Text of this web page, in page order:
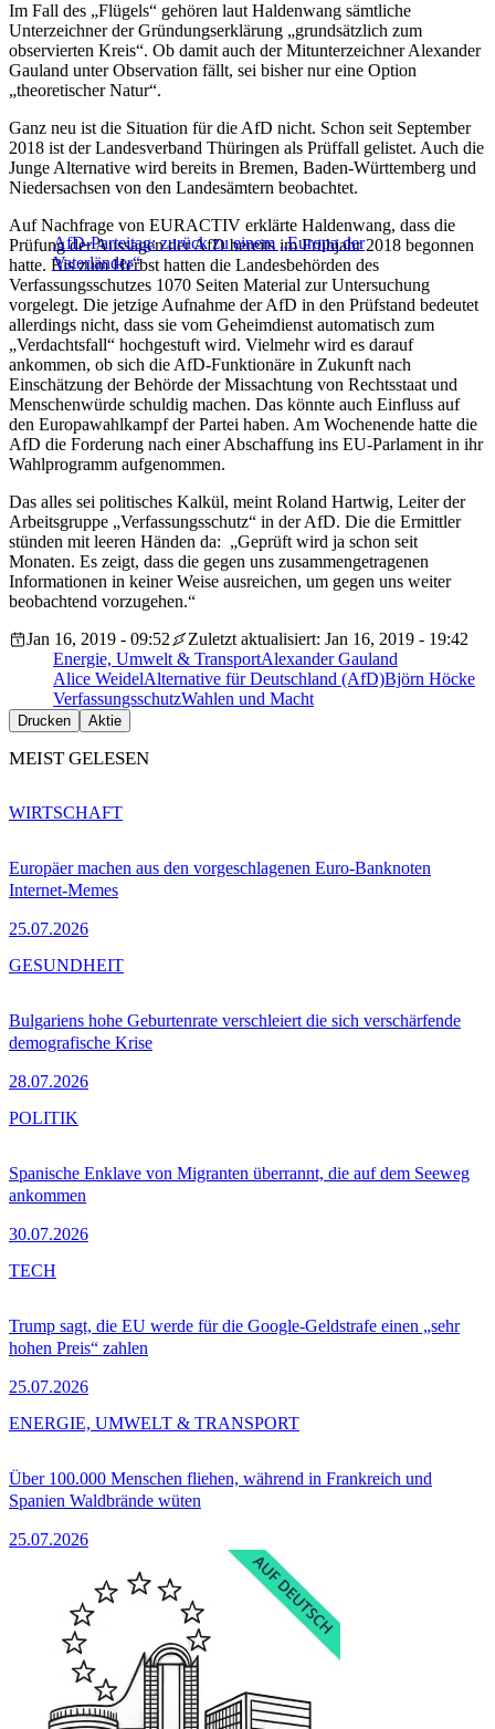
Im Fall des „Flügels“ gehören laut Haldenwang sämtliche
Unterzeichner der Gründungserklärung „grundsätzlich zum
observierten Kreis“. Ob damit auch der Mitunterzeichner Alexander
Gauland unter Observation fällt, sei bisher nur eine Option
„theoretischer Natur“.
Ganz neu ist die Situation für die AfD nicht. Schon seit September
2018 ist der Landesverband Thüringen als Prüffall gelistet. Auch die
Junge Alternative wird bereits in Bremen, Baden-Württemberg und
Niedersachsen von den Landesämtern beobachtet.
AfD-Parteitag: zurück zu einem „Europa der
Vaterländer“
Auf Nachfrage von EURACTIV erklärte Haldenwang, dass die
Prüfung der Aussagen der AfD bereits im Frühjahr 2018 begonnen
hatte. Bis zum Herbst hatten die Landesbehörden des
Verfassungsschutzes 1070 Seiten Material zur Untersuchung
vorgelegt. Die jetzige Aufnahme der AfD in den Prüfstand bedeutet
allerdings nicht, dass sie vom Geheimdienst automatisch zum
„Verdachtsfall“ hochgestuft wird. Vielmehr wird es darauf
ankommen, ob sich die AfD-Funktionäre in Zukunft nach
Einschätzung der Behörde der Missachtung von Rechtsstaat und
Menschenwürde schuldig machen. Das könnte auch Einfluss auf
den Europawahlkampf der Partei haben. Am Wochenende hatte die
AfD die Forderung nach einer Abschaffung ins EU-Parlament in ihr
Wahlprogramm aufgenommen.
Das alles sei politisches Kalkül, meint Roland Hartwig, Leiter der
Arbeitsgruppe „Verfassungsschutz“ in der AfD. Die die Ermittler
stünden mit leeren Händen da: „Geprüft wird ja schon seit
Monaten. Es zeigt, dass die gegen uns zusammengetragenen
Informationen in keiner Weise ausreichen, um gegen uns weiter
beobachtend vorzugehen.“
Jan 16, 2019 - 09:52
Zuletzt aktualisiert: Jan 16, 2019 - 19:42
Energie, Umwelt & TransportAlexander Gauland
Alice WeidelAlternative für Deutschland (AfD)Björn Höcke
VerfassungsschutzWahlen und Macht
Drucken Aktie
MEIST GELESEN
Europäer machen aus den vorgeschlagenen Euro-Banknoten
Internet-Memes
25.07.2026
WIRTSCHAFT
Bulgariens hohe Geburtenrate verschleiert die sich verschärfende
demografische Krise
28.07.2026
GESUNDHEIT
Spanische Enklave von Migranten überrannt, die auf dem Seeweg
ankommen
30.07.2026
POLITIK
Trump sagt, die EU werde für die Google-Geldstrafe einen „sehr
hohen Preis“ zahlen
25.07.2026
TECH
Über 100.000 Menschen fliehen, während in Frankreich und
Spanien Waldbrände wüten
25.07.2026
ENERGIE, UMWELT & TRANSPORT